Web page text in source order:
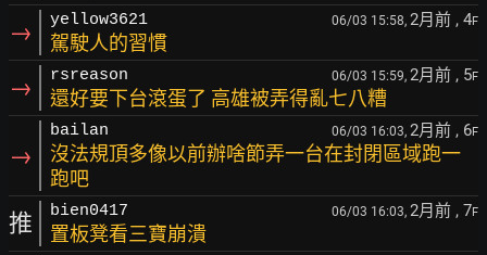
→ yellow3621 06/03 15:58, 2月前 , 4F
駕駛人的習慣
→ rsreason 06/03 15:59, 2月前 , 5F
還好要下台滾蛋了 高雄被弄得亂七八糟
→
bailan 06/03 16:03, 2月前 , 6F
沒法規頂多像以前辦啥節弄一台在封閉區域跑一
跑吧
推 bien0417 06/03 16:03, 2月前 , 7F
置板凳看三寶崩潰